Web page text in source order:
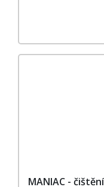
MANIAC -